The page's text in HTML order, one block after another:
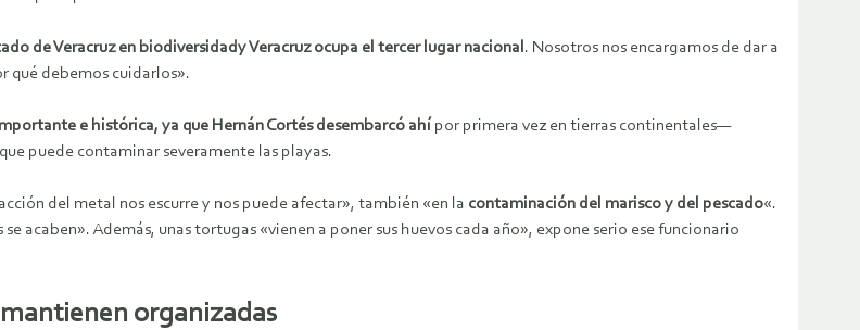
de Veracruz en biodiversidady Veracruz ocupa el tercer lugar nacional . Nosotros nos encargamos de dar a
qué debemos cuidarlos».
e histórica, ya que Hernán Cortés desembarcó ahí por primera vez en tierras continentales—
puede contaminar severamente las playas.
del metal nos escurre y nos puede afectar», también «en la contaminación del marisco y del pescado«.
acaben». Además, unas tortugas «vienen a poner sus huevos cada año», expone serio ese funcionario
organizadas